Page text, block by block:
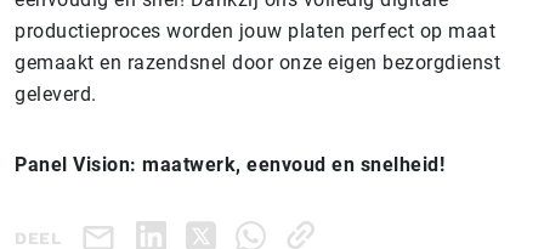
productieproces worden jouw platen perfect op maat
gemaakt en razendsnel door onze eigen bezorgdienst
geleverd.
Panel Vision: maatwerk, eenvoud en snelheid!
DEEL